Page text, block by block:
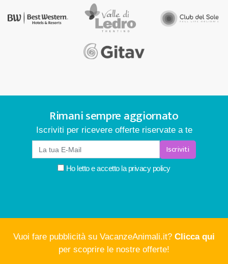
Rimani sempre aggiornato
Iscriviti per ricevere offerte riservate a te
Iscriviti
Ho letto e accetto laprivacy policy
Vuoi fare pubblicità su VacanzeAnimali.it? Clicca qui
per scoprire le nostre offerte!